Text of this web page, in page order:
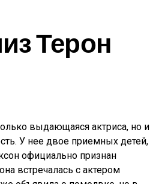
Терон
выдающаяся актриса, но и
У нее двое приемных детей,
официально признан
встречалась с актером